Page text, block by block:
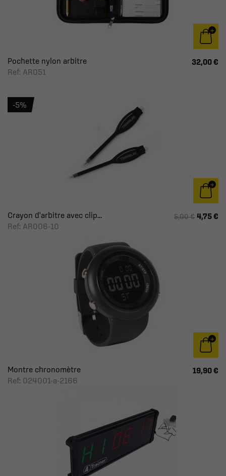
Pochette nylon arbitre
Ref: AR051
32,00 €
Crayon d'arbitre avec clip...
Ref: AR006-10
5,00 € 4,75 €
-5%
Montre chronomètre
Ref: 024001-a-2166
19,90 €